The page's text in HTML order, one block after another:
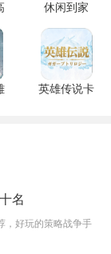
史战争带来的
无周目;
具;
各不相同。
休闲到家
1.2.1 安卓
版
英雄传说卡
名
，好玩的策略战争手